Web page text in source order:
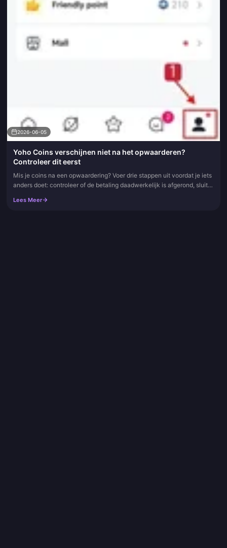
2026-06-05
Yoho Coins verschijnen niet na het opwaarderen?
Controleer dit eerst
Mis je coins na een opwaardering? Voer drie stappen uit voordat je iets
anders doet: controleer of de betaling daadwerkelijk is afgerond, sluit
Lees Meer